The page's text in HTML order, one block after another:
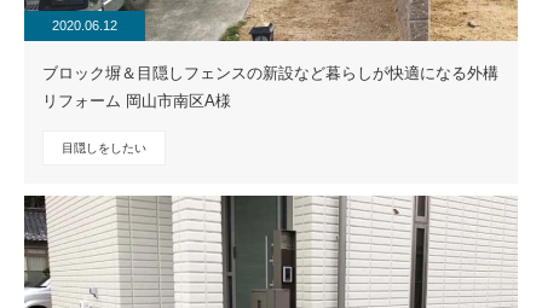
2020.06.12
ブロック塀＆目隠しフェンスの新設など暮らしが快適になる外構
リフォーム 岡山市南区A様
目隠しをしたい